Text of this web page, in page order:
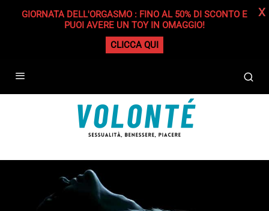
GIORNATA DELL'ORGASMO : FINO AL 50% DI SCONTO E
PUOI AVERE UN TOY IN OMAGGIO!
CLICCA QUI
X